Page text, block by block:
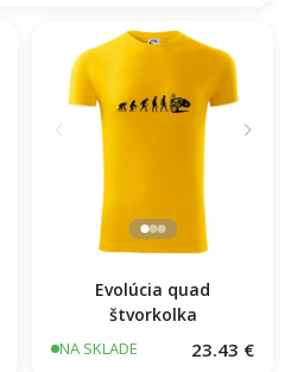
Evolúcia quad
štvorkolka
NA SKLADE 23.43 €